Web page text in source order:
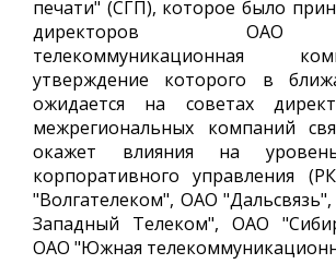
печати" (СГП), которое было
директоров ОАО
телекоммуникационная
утверждение которого в
ожидается на советах
межрегиональных компаний
окажет влияния на
корпоративного управления
"Волгателеком", ОАО
Западный Телеком", ОАО
ОАО "Южная